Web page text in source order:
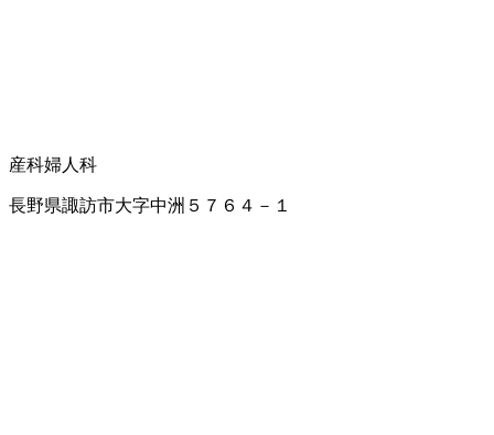
産科婦人科
長野県諏訪市大字中洲５７６４－１